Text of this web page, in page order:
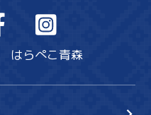
はらぺこ青森